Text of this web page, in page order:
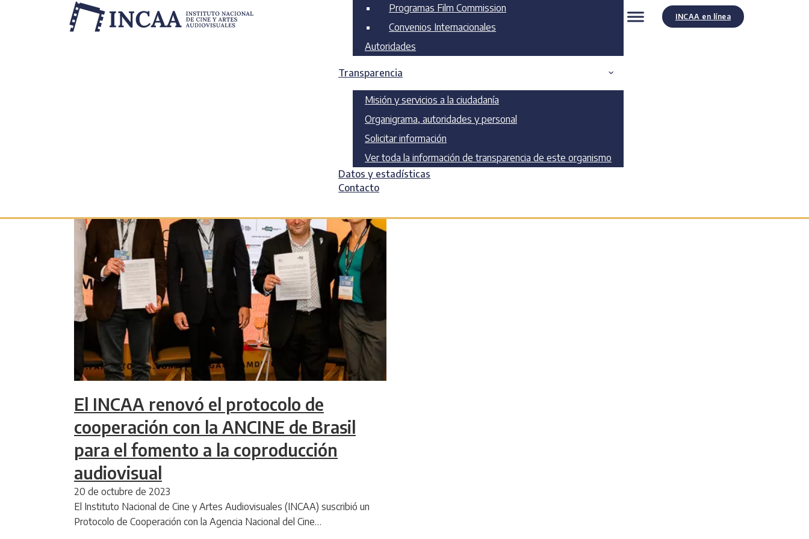
Programas Film Commission
Convenios Internacionales
Autoridades
Transparencia
Misión y servicios a la ciudadanía
Organigrama, autoridades y personal
Solicitar información
Ver toda la información de transparencia de este organismo
Datos y estadísticas
Contacto
INCAA en línea
El INCAA renovó el protocolo de
cooperación con la ANCINE de Brasil
para el fomento a la coproducción
audiovisual
20 de octubre de 2023
El Instituto Nacional de Cine y Artes Audiovisuales (INCAA) suscribió un
Protocolo de Cooperación con la Agencia Nacional del Cine…